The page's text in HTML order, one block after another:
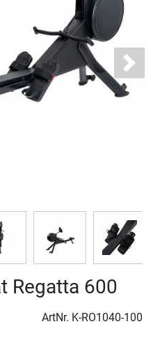
Next
Regatta 600
ArtNr. K-RO1040-100